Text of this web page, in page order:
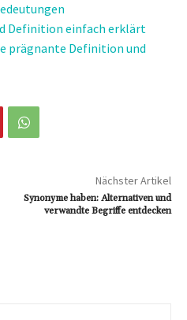
Definition einfach erklärt
prägnante Definition und
Nächster Artikel
Synonyme haben: Alternativen und
verwandte Begriffe entdecken